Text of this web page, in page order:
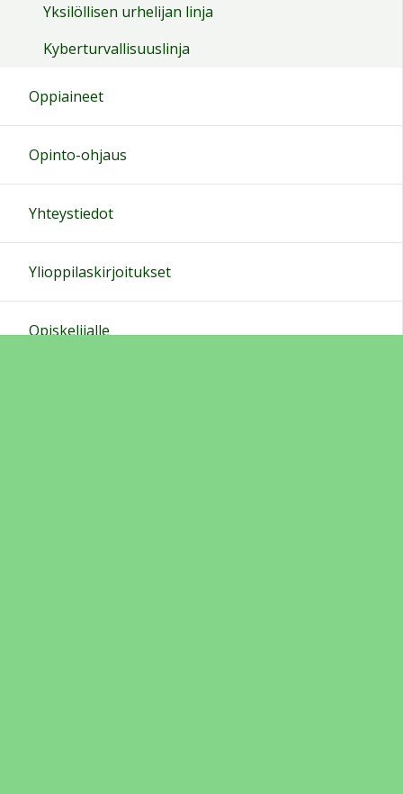
Yksilöllisen urhelijan linja
Kyberturvallisuuslinja
Oppiaineet
Opinto-ohjaus
Yhteystiedot
Ylioppilaskirjoitukset
Opiskelijalle